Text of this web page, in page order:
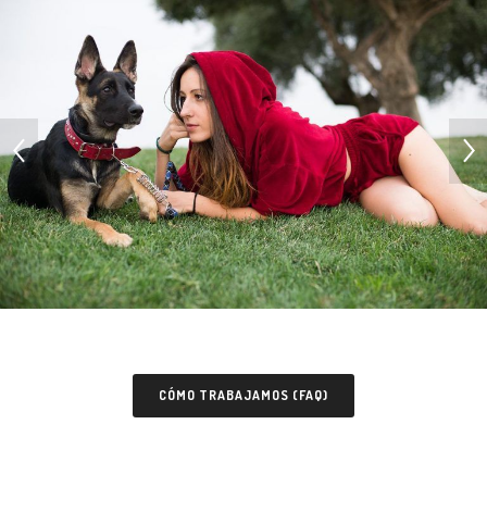
CÓMO TRABAJAMOS (FAQ)